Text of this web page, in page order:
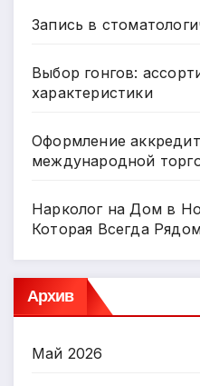
Запись в
Выбор гонгов:
характеристики
Оформление
международной
Нарколог на Дом в
Которая Всегда
Архив
Май 2026